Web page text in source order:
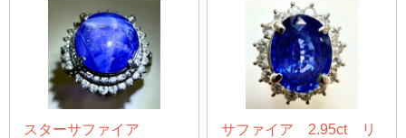
スターサファイア
サファイア 2.95ct リ